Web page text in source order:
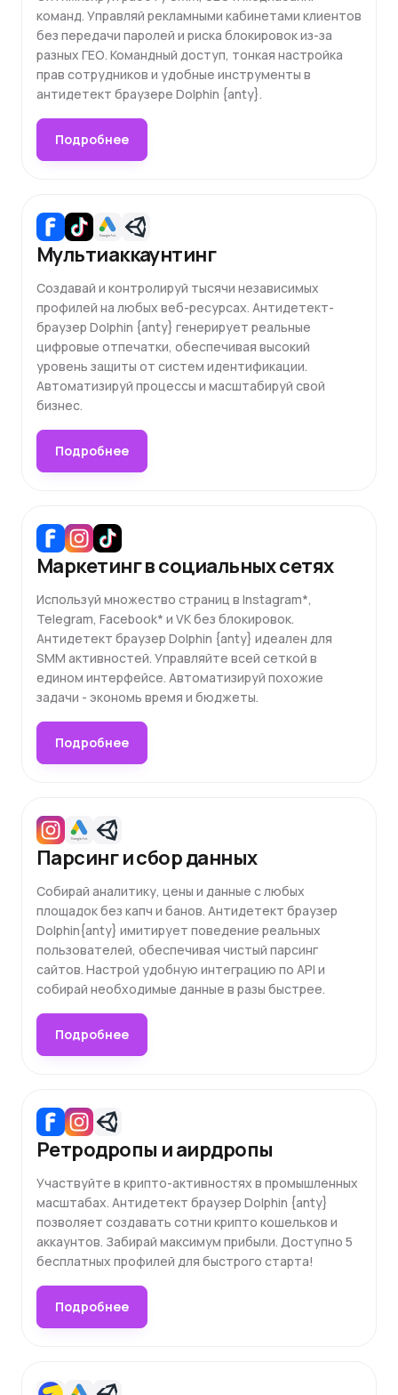
команд. Управляй рекламными кабинетами клиентов
без передачи паролей и риска блокировок из-за
разных ГЕО. Командный доступ, тонкая настройка
прав сотрудников и удобные инструменты в
антидетект браузере Dolphin {anty}.
Подробнее
Мультиаккаунтинг
Создавай и контролируй тысячи независимых
профилей на любых веб-ресурсах. Антидетект-
браузер Dolphin {anty} генерирует реальные
цифровые отпечатки, обеспечивая высокий
уровень защиты от систем идентификации.
Автоматизируй процессы и масштабируй свой
бизнес.
Подробнее
Маркетинг в социальных сетях
Используй множество страниц в Instagram*,
Telegram, Facebook* и VK без блокировок.
Антидетект браузер Dolphin {anty} идеален для
SMM активностей. Управляйте всей сеткой в
едином интерфейсе. Автоматизируй похожие
задачи - экономь время и бюджеты.
Подробнее
Парсинг и сбор данных
Собирай аналитику, цены и данные с любых
площадок без капч и банов. Антидетект браузер
Dolphin{anty} имитирует поведение реальных
пользователей, обеспечивая чистый парсинг
сайтов. Настрой удобную интеграцию по API и
собирай необходимые данные в разы быстрее.
Подробнее
Ретродропы и аирдропы
Участвуйте в крипто-активностях в промышленных
масштабах. Антидетект браузер Dolphin {anty}
позволяет создавать сотни крипто кошельков и
аккаунтов. Забирай максимум прибыли. Доступно 5
бесплатных профилей для быстрого старта!
Подробнее